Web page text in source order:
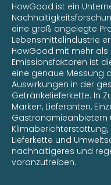
HowGood ist ein
eine groß angelegte
Lebensmittelindustrie
HowGood mit mehr
Emissionsfaktoren ist
eine genaue Messung
Auswirkungen in der
Getränkelieferkette. In
Marken, Lieferanten,
Gastronomieanbietern
Lieferkette und
nachhaltigeres und
voranzutreiben.